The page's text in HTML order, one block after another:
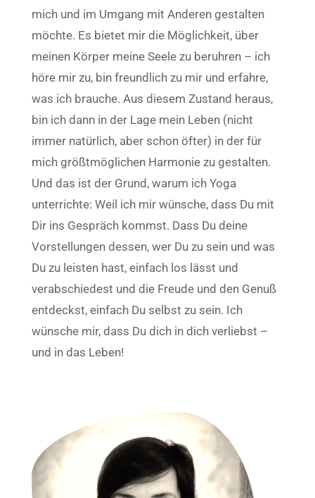
mich und im Umgang mit Anderen gestalten
möchte. Es bietet mir die Möglichkeit, über
meinen Körper meine Seele zu beruhren – ich
höre mir zu, bin freundlich zu mir und erfahre,
was ich brauche. Aus diesem Zustand heraus,
bin ich dann in der Lage mein Leben (nicht
immer natürlich, aber schon öfter) in der für
mich größtmöglichen Harmonie zu gestalten.
Und das ist der Grund, warum ich Yoga
unterrichte: Weil ich mir wünsche, dass Du mit
Dir ins Gespräch kommst. Dass Du deine
Vorstellungen dessen, wer Du zu sein und was
Du zu leisten hast, einfach los lässt und
verabschiedest und die Freude und den Genuß
entdeckst, einfach Du selbst zu sein. Ich
wünsche mir, dass Du dich in dich verliebst –
und in das Leben!